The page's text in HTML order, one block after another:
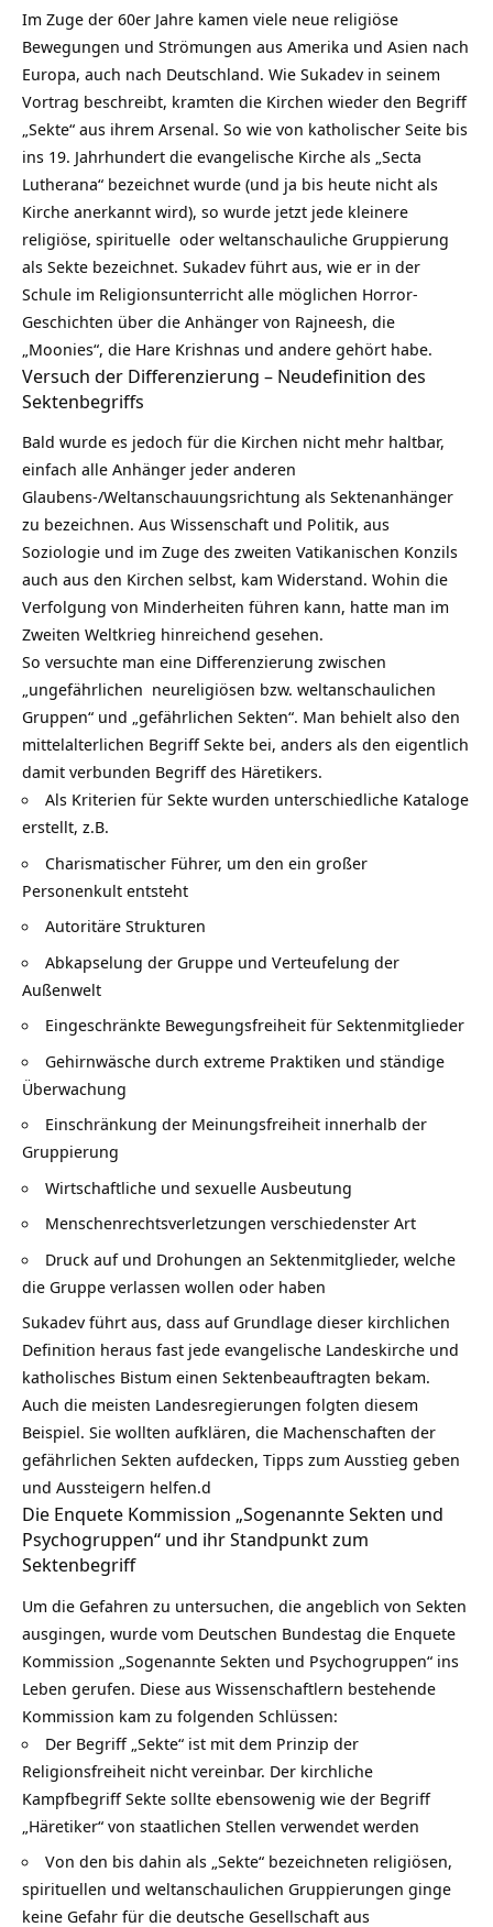
Im Zuge der 60er Jahre kamen viele neue religiöse
Bewegungen und Strömungen aus Amerika und Asien nach
Europa, auch nach Deutschland. Wie Sukadev in seinem
Vortrag beschreibt, kramten die Kirchen wieder den Begriff
„Sekte“ aus ihrem Arsenal. So wie von katholischer Seite bis
ins 19. Jahrhundert die evangelische Kirche als „Secta
Lutherana“ bezeichnet wurde (und ja bis heute nicht als
Kirche anerkannt wird), so wurde jetzt jede kleinere
religiöse, spirituelle oder weltanschauliche Gruppierung
als Sekte bezeichnet. Sukadev führt aus, wie er in der
Schule im Religionsunterricht alle möglichen Horror-
Geschichten über die Anhänger von Rajneesh, die
„Moonies“, die Hare Krishnas und andere gehört habe.
Versuch der Differenzierung – Neudefinition des
Sektenbegriffs
Bald wurde es jedoch für die Kirchen nicht mehr haltbar,
einfach alle Anhänger jeder anderen
Glaubens-/Weltanschauungsrichtung als Sektenanhänger
zu bezeichnen. Aus Wissenschaft und Politik, aus
Soziologie und im Zuge des zweiten Vatikanischen Konzils
auch aus den Kirchen selbst, kam Widerstand. Wohin die
Verfolgung von Minderheiten führen kann, hatte man im
Zweiten Weltkrieg hinreichend gesehen.
So versuchte man eine Differenzierung zwischen
„ungefährlichen neureligiösen bzw. weltanschaulichen
Gruppen“ und „gefährlichen Sekten“. Man behielt also den
mittelalterlichen Begriff Sekte bei, anders als den eigentlich
damit verbunden Begriff des Häretikers.
Als Kriterien für Sekte wurden unterschiedliche Kataloge
erstellt, z.B.
Charismatischer Führer, um den ein großer
Personenkult entsteht
Autoritäre Strukturen
Abkapselung der Gruppe und Verteufelung der
Außenwelt
Eingeschränkte Bewegungsfreiheit für Sektenmitglieder
Gehirnwäsche durch extreme Praktiken und ständige
Überwachung
Einschränkung der Meinungsfreiheit innerhalb der
Gruppierung
Wirtschaftliche und sexuelle Ausbeutung
Menschenrechtsverletzungen verschiedenster Art
Druck auf und Drohungen an Sektenmitglieder, welche
die Gruppe verlassen wollen oder haben
Sukadev führt aus, dass auf Grundlage dieser kirchlichen
Definition heraus fast jede evangelische Landeskirche und
katholisches Bistum einen Sektenbeauftragten bekam.
Auch die meisten Landesregierungen folgten diesem
Beispiel. Sie wollten aufklären, die Machenschaften der
gefährlichen Sekten aufdecken, Tipps zum Ausstieg geben
und Aussteigern helfen.d
Die Enquete Kommission „Sogenannte Sekten und
Psychogruppen“ und ihr Standpunkt zum
Sektenbegriff
Um die Gefahren zu untersuchen, die angeblich von Sekten
ausgingen, wurde vom Deutschen Bundestag die Enquete
Kommission „Sogenannte Sekten und Psychogruppen“ ins
Leben gerufen. Diese aus Wissenschaftlern bestehende
Kommission kam zu folgenden Schlüssen:
Der Begriff „Sekte“ ist mit dem Prinzip der
Religionsfreiheit nicht vereinbar. Der kirchliche
Kampfbegriff Sekte sollte ebensowenig wie der Begriff
„Häretiker“ von staatlichen Stellen verwendet werden
Von den bis dahin als „Sekte“ bezeichneten religiösen,
spirituellen und weltanschaulichen Gruppierungen ginge
keine Gefahr für die deutsche Gesellschaft aus